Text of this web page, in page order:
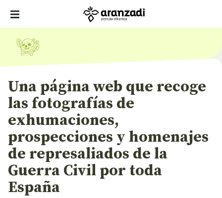
Una página web que recoge
las fotografías de
exhumaciones,
prospecciones y homenajes
de represaliados de la
Guerra Civil por toda
España